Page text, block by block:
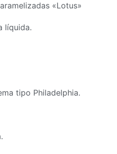
«Lotus»
líquida.
tipo Philadelphia.